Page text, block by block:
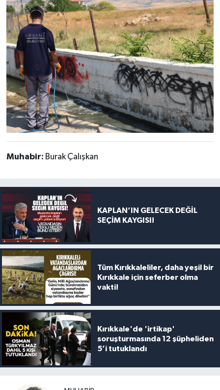
Muhabir: Burak Çalışkan
KAPLAN’IN GELECEK DEĞİL
SEÇİM KAYGISI!
Tüm Kırıkkaleliler, daha yeşil bir
Kırıkkale için seferber olma
vakti!
Kırıkkale'de 'irtikap'
soruşturmasında 12 şüpheliden
5’i tutuklandı